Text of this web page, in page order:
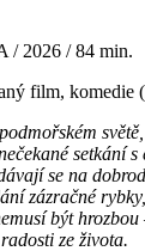
/ 2026 / 84 min.
film, komedie
setkání
se na
zázračné
být hrozbou
ze života.